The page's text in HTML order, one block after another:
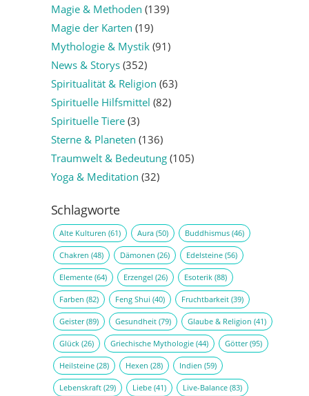
Magie & Methoden (139)
Magie der Karten (19)
Mythologie & Mystik(91)
News & Storys(352)
Spiritualität & Religion (63)
Spirituelle Hilfsmittel (82)
Spirituelle Tiere(3)
Sterne & Planeten (136)
Traumwelt & Bedeutung(105)
Yoga & Meditation (32)
Schlagworte
Alte Kulturen (61) Aura(50) Buddhismus(46)
Chakren (48) Dämonen (26) Edelsteine(56)
Elemente(64) Erzengel (26) Esoterik(88)
Farben (82) Feng Shui (40) Fruchtbarkeit(39)
Geister(89) Gesundheit(79) Glaube & Religion (41)
Glück(26) Griechische Mythologie(44) Götter(95)
Heilsteine(28) Hexen (28) Indien (59)
Lebenskraft(29) Liebe(41) Live-Balance(83)